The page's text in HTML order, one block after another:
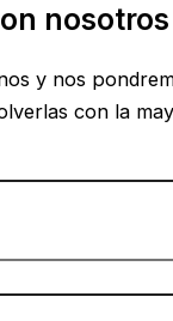
nosotros
y nos
con la